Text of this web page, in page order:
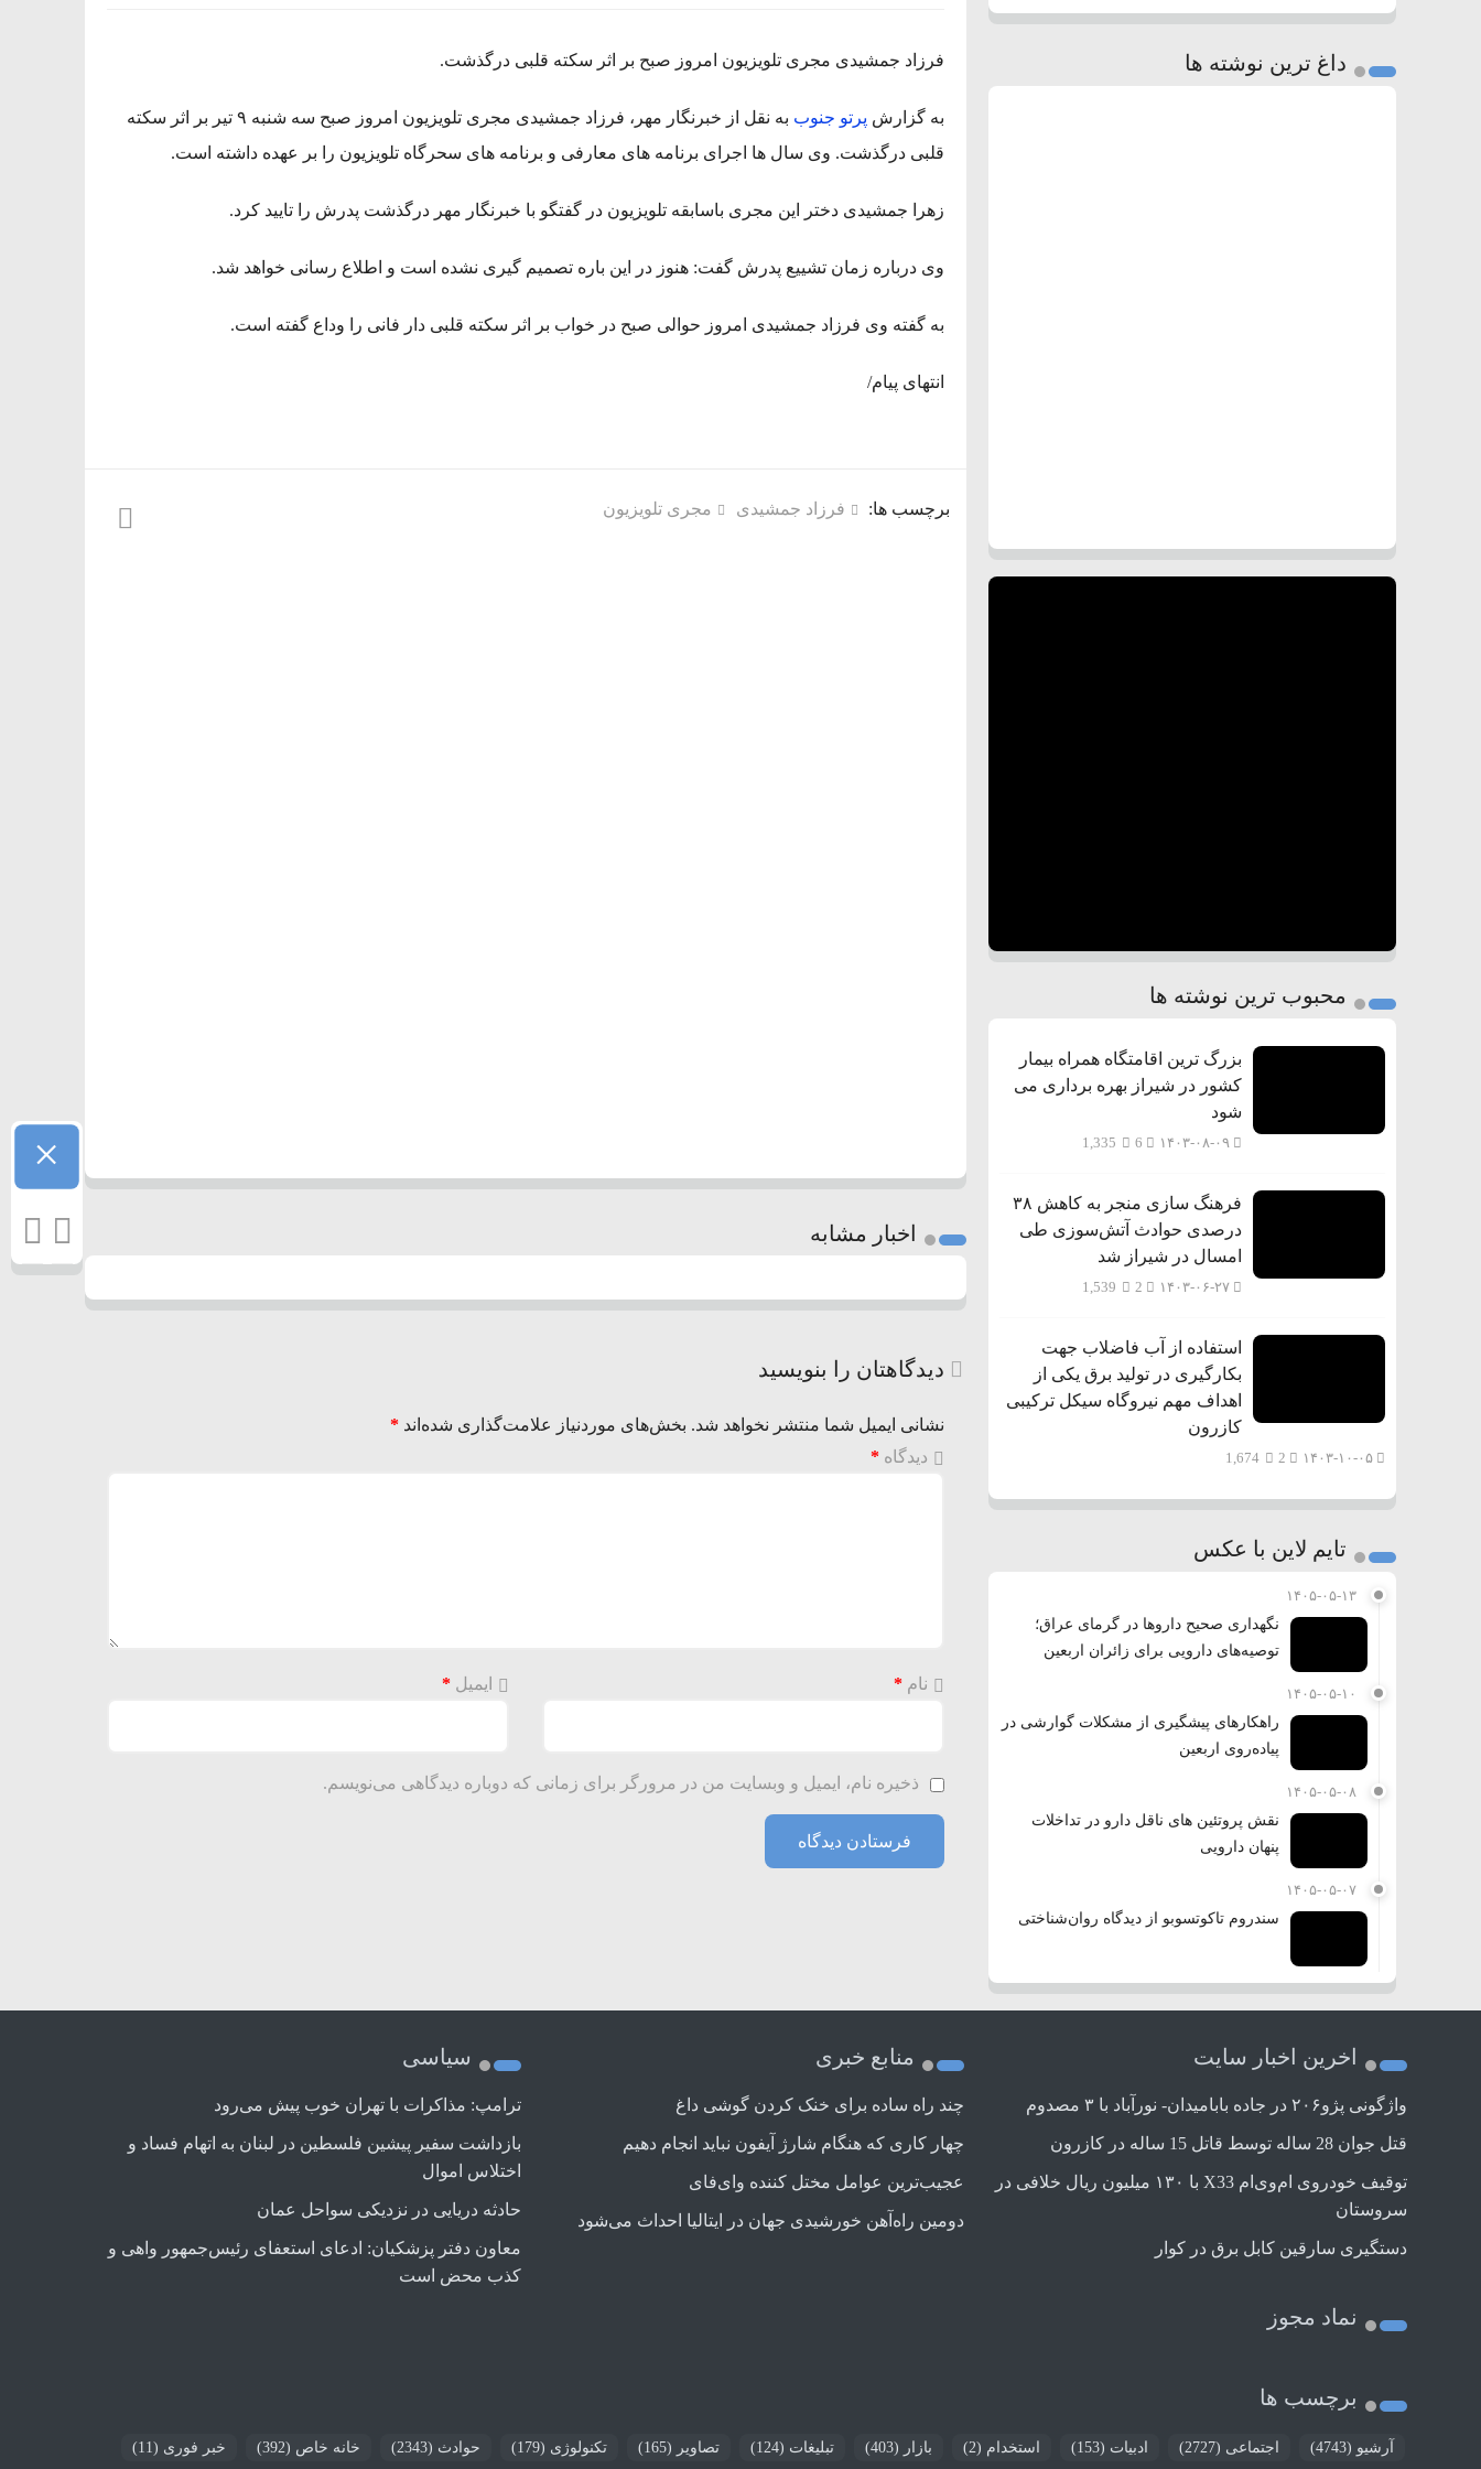
فرزاد جمشیدی مجری تلویزیون امروز صبح بر اثر سکته قلبی درگذشت.
به گزارش پرتو جنوب
به نقل از خبرنگار مهر، فرزاد جمشیدی مجری تلویزیون امروز صبح سه شنبه ۹ تیر بر اثر سکته
قلبی درگذشت. وی سال ها اجرای برنامه های معارفی و برنامه های سحرگاه تلویزیون را بر عهده داشته است.
زهرا جمشیدی دختر این مجری باسابقه تلویزیون در گفتگو با خبرنگار مهر درگذشت پدرش را تایید کرد.
وی درباره زمان تشییع پدرش گفت: هنوز در این باره تصمیم گیری نشده است و اطلاع رسانی خواهد شد.
به گفته وی فرزاد جمشیدی امروز حوالی صبح در خواب بر اثر سکته قلبی دار فانی را وداع گفته است.
انتهای پیام/
برچسب ها: فرزاد جمشیدی مجری تلویزیون
اخبار مشابه
دیدگاهتان را بنویسید
نشانی ایمیل شما منتشر نخواهد شد. بخش‌های موردنیاز علامت‌گذاری شده‌اند *
دیدگاه *
نام * ایمیل*
ذخیره نام، ایمیل و وبسایت من در مرورگر برای زمانی که دوباره دیدگاهی می‌نویسم.
داغ ترین نوشته ها
محبوب ترین نوشته ها
بزرگ ترین اقامتگاه همراه بیمار
کشور در شیراز بهره برداری می
شود
۱۴۰۳-۰۸-۰۹ 1,335
فرهنگ سازی منجر به کاهش ۳۸
درصدی حوادث آتش‌سوزی طی
امسال در شیراز شد
۱۴۰۳-۰۶-۲۷ 1,539
استفاده از آب فاضلاب جهت
بکارگیری در تولید برق یکی از
اهداف مهم نیروگاه سیکل ترکیبی
کازرون
۱۴۰۳-۱۰-۰۵ 1,674
تایم لاین با عکس
۱۴۰۵-۰۵-۱۳
نگهداری صحیح داروها در گرمای عراق؛
توصیه‌های دارویی برای زائران اربعین
۱۴۰۵-۰۵-۱۰
راهکارهای پیشگیری از مشکلات گوارشی در
پیاده‌روی اربعین
۱۴۰۵-۰۵-۰۸
نقش پروتئین های ناقل دارو در تداخلات
پنهان دارویی
۱۴۰۵-۰۵-۰۷
سندروم تاکوتسوبو از دیدگاه روان‌شناختی
×
اخرین اخبار سایت
واژگونی پژو۲۰۶ در جاده بابامیدان- نورآباد با ۳ مصدوم
قتل جوان 28 ساله توسط قاتل 15 ساله در کازرون
توقیف خودروی ام‌وی‌ام X33 با ۱۳۰ میلیون ریال خلافی در
سروستان
دستگیری سارقین کابل برق در کوار
نماد مجوز
منابع خبری
چند راه‌ ساده برای خنک کردن گوشی داغ
چهار کاری که هنگام شارژ آیفون نباید انجام دهیم
عجیب‌ترین عوامل مختل کننده وای‌فای
دومین راه‌آهن خورشیدی جهان در ایتالیا احداث می‌شود
سیاسی
ترامپ: مذاکرات با تهران خوب پیش می‌رود
بازداشت سفیر پیشین فلسطین در لبنان به اتهام فساد و
اختلاس اموال
حادثه دریایی در نزدیکی سواحل عمان
معاون دفتر پزشکیان: ادعای استعفای رئیس‌جمهور واهی و
کذب محض است
برچسب ها
آرشیو (4743) اجتماعی (2727) ادبیات (153) استخدام (2) بازار (403) تبلیغات (124) تصاویر (165) تکنولوژی (179) حوادث (2343) خانه خاص (392) خبر فوری (11)